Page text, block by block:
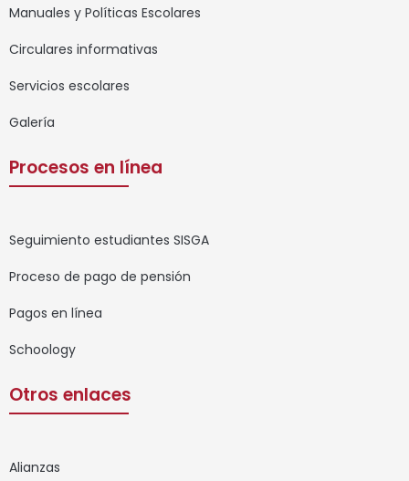
Manuales y Políticas Escolares
Circulares informativas
Servicios escolares
Galería
Procesos en línea
Seguimiento estudiantes SISGA
Proceso de pago de pensión
Pagos en línea
Schoology
Otros enlaces
Alianzas